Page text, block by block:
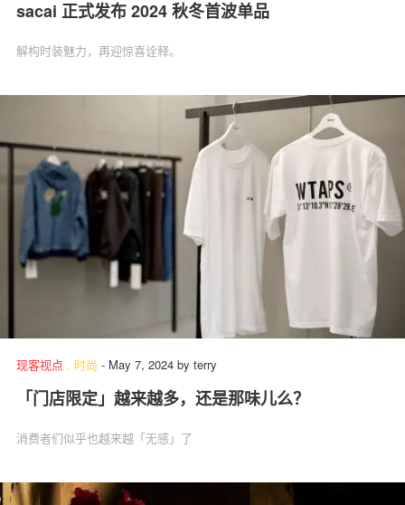
sacai 正式发布 2024 秋冬首波单品
解构时装魅力，再迎惊喜诠释。
现客视点 . 时尚 - May 7, 2024 by terry
「门店限定」越来越多，还是那味儿么？
消费者们似乎也越来越「无感」了